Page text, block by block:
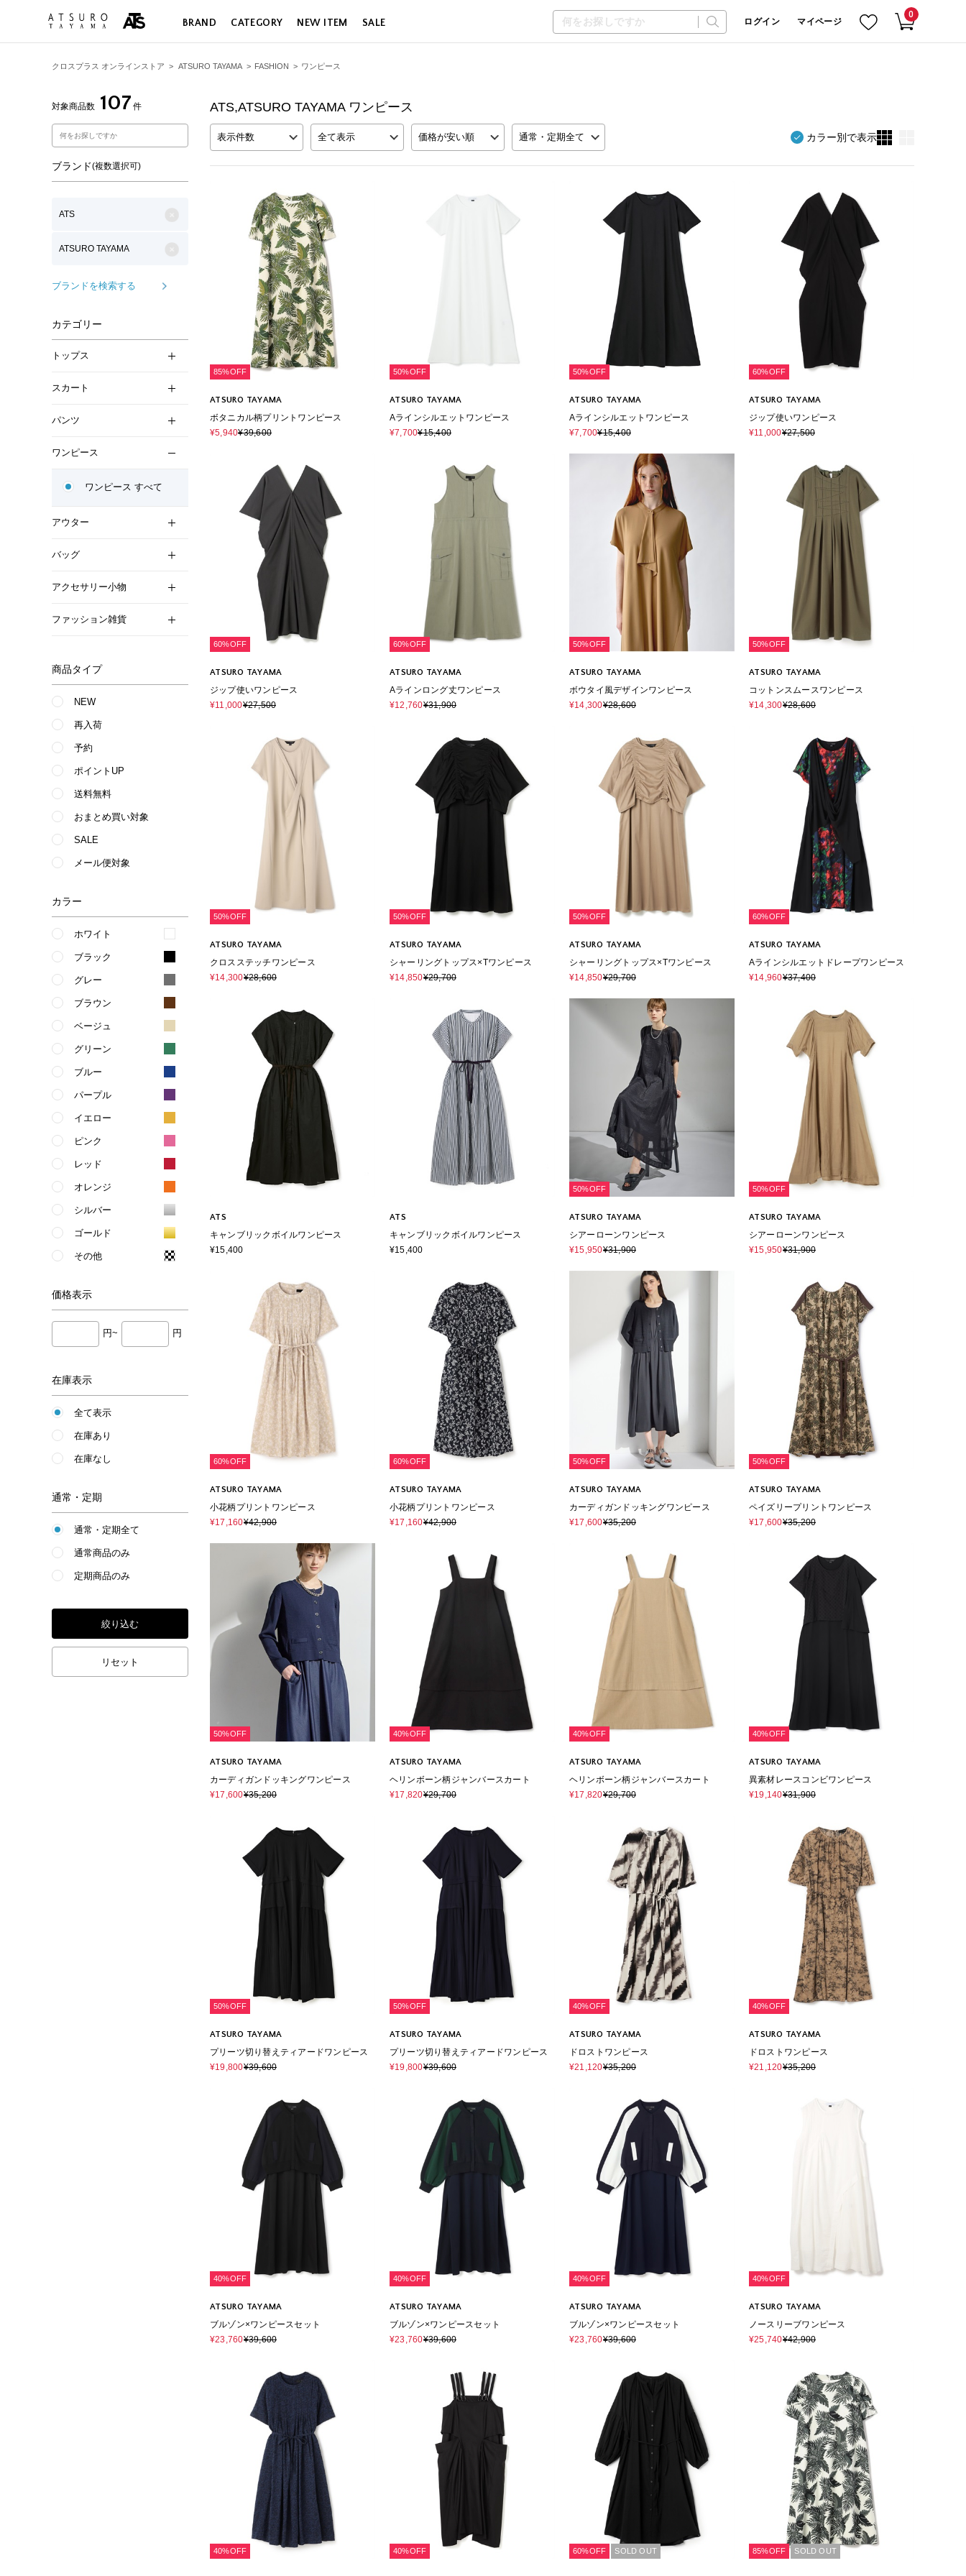
BRAND CATEGORY NEW ITEM SALE ログイン マイページ
0
クロスプラス オンラインストア > ATSURO TAYAMA > FASHION > ワンピース
対象商品数 107 件 ATS,ATSURO TAYAMA ワンピース
ブランド(複数選択可)
ATS
ATSURO TAYAMA
ブランドを検索する
カテゴリー
トップス
スカート
パンツ
ワンピース
ワンピース すべて
アウター
バッグ
アクセサリー小物
ファッション雑貨
商品タイプ
NEW
再入荷
予約
ポイントUP
送料無料
おまとめ買い対象
SALE
メール便対象
カラー
ホワイト
ブラック
グレー
ブラウン
ベージュ
グリーン
ブルー
パープル
イエロー
ピンク
レッド
オレンジ
シルバー
ゴールド
その他
価格表示
円~ 円
在庫表示
全て表示
在庫あり
在庫なし
通常・定期
通常・定期全て
通常商品のみ
定期商品のみ
絞り込む
リセット
表示件数 全て表示 価格が安い順 通常・定期全て カラー別で表示
85%OFF
ATSURO TAYAMA
ボタニカル柄プリントワンピース
¥5,940¥39,600
50%OFF
ATSURO TAYAMA
Aラインシルエットワンピース
¥7,700¥15,400
50%OFF
ATSURO TAYAMA
Aラインシルエットワンピース
¥7,700¥15,400
60%OFF
ATSURO TAYAMA
ジップ使いワンピース
¥11,000¥27,500
60%OFF
ATSURO TAYAMA
ジップ使いワンピース
¥11,000¥27,500
60%OFF
ATSURO TAYAMA
Aラインロング丈ワンピース
¥12,760¥31,900
50%OFF
ATSURO TAYAMA
ボウタイ風デザインワンピース
¥14,300¥28,600
50%OFF
ATSURO TAYAMA
コットンスムースワンピース
¥14,300¥28,600
50%OFF
ATSURO TAYAMA
クロスステッチワンピース
¥14,300¥28,600
50%OFF
ATSURO TAYAMA
シャーリングトップス×Tワンピース
¥14,850¥29,700
50%OFF
ATSURO TAYAMA
シャーリングトップス×Tワンピース
¥14,850¥29,700
60%OFF
ATSURO TAYAMA
Aラインシルエットドレープワンピース
¥14,960¥37,400
ATS
キャンブリックボイルワンピース
¥15,400
ATS
キャンブリックボイルワンピース
¥15,400
50%OFF
ATSURO TAYAMA
シアーローンワンピース
¥15,950¥31,900
50%OFF
ATSURO TAYAMA
シアーローンワンピース
¥15,950¥31,900
60%OFF
ATSURO TAYAMA
小花柄プリントワンピース
¥17,160¥42,900
60%OFF
ATSURO TAYAMA
小花柄プリントワンピース
¥17,160¥42,900
50%OFF
ATSURO TAYAMA
カーディガンドッキングワンピース
¥17,600¥35,200
50%OFF
ATSURO TAYAMA
ペイズリープリントワンピース
¥17,600¥35,200
50%OFF
ATSURO TAYAMA
カーディガンドッキングワンピース
¥17,600¥35,200
40%OFF
ATSURO TAYAMA
ヘリンボーン柄ジャンバースカート
¥17,820¥29,700
40%OFF
ATSURO TAYAMA
ヘリンボーン柄ジャンバースカート
¥17,820¥29,700
40%OFF
ATSURO TAYAMA
異素材レースコンビワンピース
¥19,140¥31,900
50%OFF
ATSURO TAYAMA
プリーツ切り替えティアードワンピース
¥19,800¥39,600
50%OFF
ATSURO TAYAMA
プリーツ切り替えティアードワンピース
¥19,800¥39,600
40%OFF
ATSURO TAYAMA
ドロストワンピース
¥21,120¥35,200
40%OFF
ATSURO TAYAMA
ドロストワンピース
¥21,120¥35,200
40%OFF
ATSURO TAYAMA
ブルゾン×ワンピースセット
¥23,760¥39,600
40%OFF
ATSURO TAYAMA
ブルゾン×ワンピースセット
¥23,760¥39,600
40%OFF
ATSURO TAYAMA
ブルゾン×ワンピースセット
¥23,760¥39,600
40%OFF
ATSURO TAYAMA
ノースリーブワンピース
¥25,740¥42,900
40%OFF 40%OFF 60%OFF SOLD OUT 85%OFF SOLD OUT